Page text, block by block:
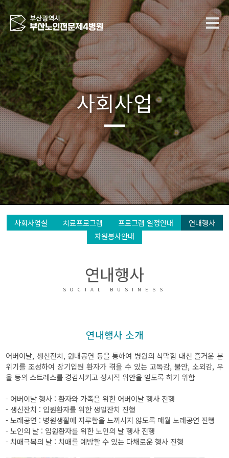
사회사업
사회사업실 치료프로그램 프로그램 일정안내
연내행사
자원봉사안내
연내행사
SOCIAL BUSINESS
연내행사 소개
어버이날, 생신잔치, 원내공연 등을 통하여 병원의 삭막함 대신 즐거운 분
위기를 조성하여 장기입원 환자가 겪을 수 있는 고독감, 불안, 소외감, 우
울 등의 스트레스를 경감시키고 정서적 위안을 얻도록 하기 위함
- 어버이날 행사 : 환자와 가족을 위한 어버이날 행사 진행
- 생신잔치 : 입원환자를 위한 생일잔치 진행
- 노래공연 : 병원생활에 지루함을 느끼시지 않도록 매월 노래공연 진행
- 노인의 날 : 입원환자를 위한 노인의 날 행사 진행
- 치매극복의 날 : 치매를 예방할 수 있는 다채로운 행사 진행